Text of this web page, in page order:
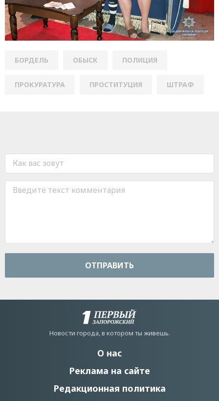
БОРДЕЛЬ ОБЫСК ПОЛИЦИЯ
ПРОКУРАТУРА ПРОСТИТУЦИЯ ШТРАФ
ОТПРАВИТЬ
Новости города, в котором ты живешь.
О нас
Реклама на сайте
Редакционная политика